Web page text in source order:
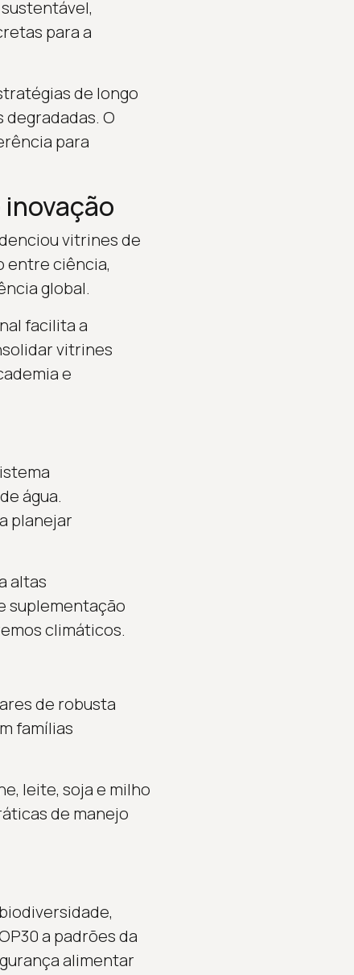
para a
de longo
degradadas. O
para
vitrines de
entre ciência,
global.
facilita a
vitrines
e
água.
planejar
altas
suplementação
climáticos.
de robusta
famílias
leite, soja e milho
de manejo
a padrões da
alimentar